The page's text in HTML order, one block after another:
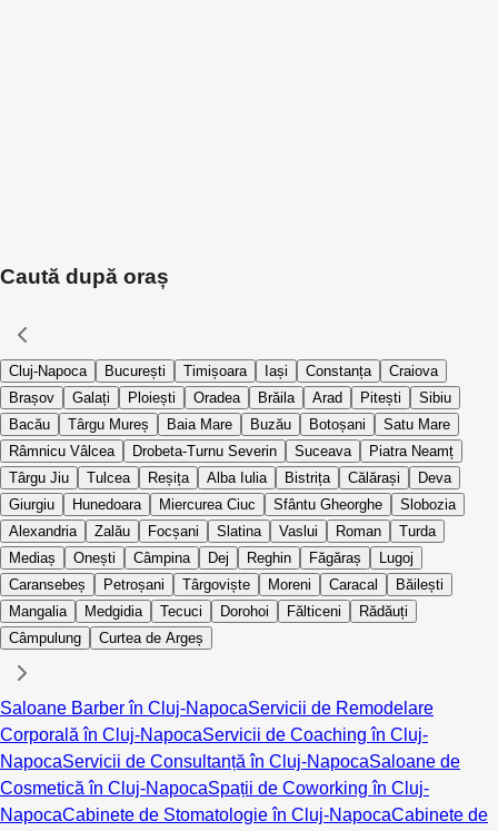
Caută după oraș
Cluj-Napoca București Timișoara Iași Constanța
Craiova
Brașov
Galați Ploiești Oradea Brăila Arad Pitești
Sibiu
Bacău
Târgu Mureș Baia Mare Buzău Botoșani
Satu Mare
Râmnicu Vâlcea
Drobeta-Turnu Severin Suceava
Piatra Neamț
Târgu Jiu
Tulcea Reșița Alba Iulia Bistrița Călărași
Deva
Giurgiu
Hunedoara Miercurea Ciuc Sfântu Gheorghe
Slobozia
Alexandria
Zalău Focșani Slatina Vaslui Roman
Turda
Mediaș
Onești Câmpina Dej Reghin Făgăraș
Lugoj
Caransebeș
Petroșani Târgoviște Moreni Caracal
Băilești
Mangalia
Medgidia Tecuci Dorohoi Fălticeni
Rădăuți
Câmpulung
Curtea de Argeș
Saloane Barber în Cluj-NapocaServicii de Remodelare
Corporală în Cluj-NapocaServicii de Coaching în Cluj-
NapocaServicii de Consultanță în Cluj-NapocaSaloane de
Cosmetică în Cluj-NapocaSpații de Coworking în Cluj-
NapocaCabinete de Stomatologie în Cluj-NapocaCabinete de